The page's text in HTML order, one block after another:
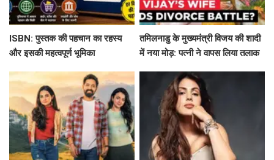
ISBN: पुस्तक की पहचान का रहस्य
और इसकी महत्वपूर्ण भूमिका
तमिलनाडु के मुख्यमंत्री विजय की शादी
में नया मोड़: पत्नी ने वापस लिया तलाक